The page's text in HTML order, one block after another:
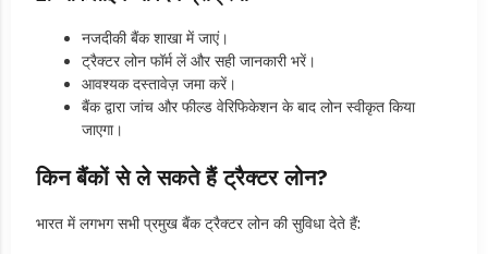
नजदीकी बैंक शाखा में जाएं।
ट्रैक्टर लोन फॉर्म लें और सही जानकारी भरें।
आवश्यक दस्तावेज़ जमा करें।
बैंक द्वारा जांच और फील्ड वेरिफिकेशन के बाद लोन स्वीकृत किया
जाएगा।
किन बैंकों से ले सकते हैं ट्रैक्टर लोन?
भारत में लगभग सभी प्रमुख बैंक ट्रैक्टर लोन की सुविधा देते हैं: